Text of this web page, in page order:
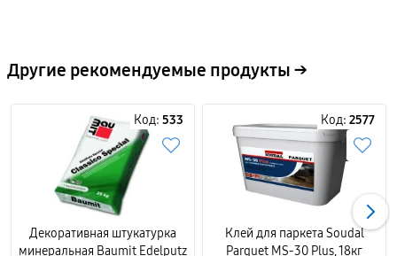
Другие рекомендуемые продукты →
Код: 533
Декоративная штукатурка
минеральная Baumit Edelputz
Код: 2577
Клей для паркета Soudal
Parquet MS-30 Plus, 18кг